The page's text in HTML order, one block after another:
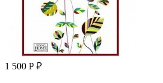
1 500 Р ₽